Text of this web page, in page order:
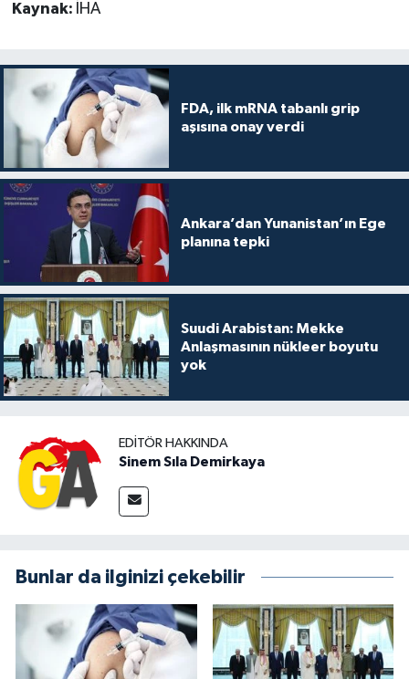
Kaynak: İHA
FDA, ilk mRNA tabanlı grip
aşısına onay verdi
Ankara’dan Yunanistan’ın Ege
planına tepki
Suudi Arabistan: Mekke
Anlaşmasının nükleer boyutu
yok
EDITÖR HAKKINDA
Sinem Sıla Demirkaya
Bunlar da ilginizi çekebilir